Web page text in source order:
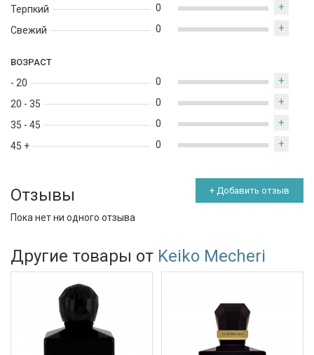
Терпкий
Свежий
0 +
0 +
ВОЗРАСТ
- 20
20 - 35
35 - 45
45 +
0 +
0 +
0 +
0 +
Отзывы + Добавить отзыв
Пока нет ни одного отзыва
Другие товары от Keiko Mecheri